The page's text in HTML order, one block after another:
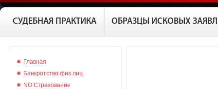
СУДЕБНАЯ ПРАКТИКА ОБРАЗЦЫ ИСКОВЫХ
Главная
Банкротство физ лиц
NO Страхование